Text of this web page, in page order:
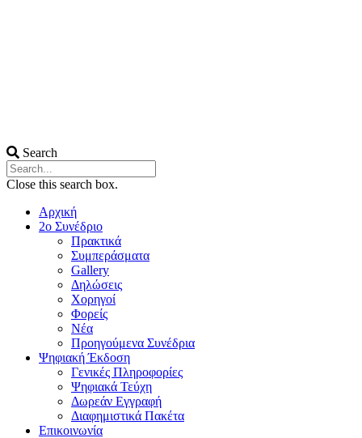
Search
Close this search box.
Αρχική
2ο Συνέδριο
Πρακτικά
Συμπεράσματα
Gallery
Δηλώσεις
Χορηγοί
Φορείς
Νέα
Προηγούμενα Συνέδρια
Ψηφιακή Έκδοση
Γενικές Πληροφορίες
Ψηφιακά Τεύχη
Δωρεάν Εγγραφή
Διαφημιστικά Πακέτα
Επικοινωνία